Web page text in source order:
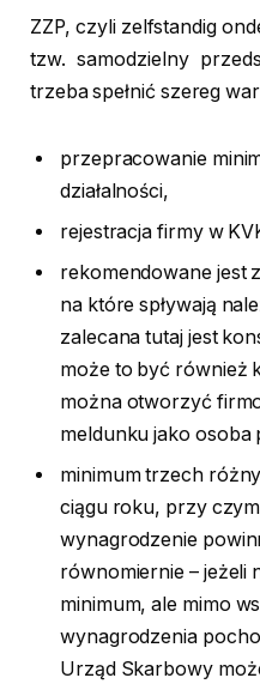
ZZP, czyli zelfstandig
tzw. samodzielny
trzeba spełnić szereg
przepracowanie
działalności,
rejestracja firmy w
rekomendowane jest
na które spływają
zalecana tutaj jest
może to być również
można otworzyć
meldunku jako osoba
minimum trzech
ciągu roku, przy
wynagrodzenie
równomiernie – jeżeli
minimum, ale mimo
wynagrodzenia
Urząd Skarbowy